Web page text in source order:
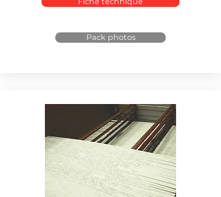
Pack photos